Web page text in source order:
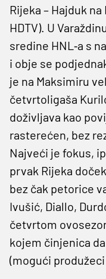
Rijeka – Hajduk na
HDTV). U
sredine HNL‑a s
i obje se
je na Maksimiru
četvrtoligaša
doživljava kao
rasterećen, bez
Najveći je fokus,
prvak Rijeka
bez čak petorice
Ivušić, Diallo,
četvrtom
kojem činjenica
(mogući